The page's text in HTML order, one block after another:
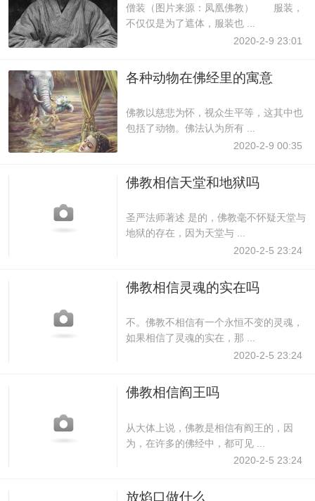
僧装（图片来源：凤凰佛教） 服装，
不仅仅是为了遮体，服装也 ...
2020-2-9 23:01
各种动物在佛经里的寓意
佛教以慈悲为怀，视众生平等，这其中也
包括了动物。佛法认为所有 ...
2020-2-9 00:35
佛教相信天堂和地狱吗
圣严法师著述 是的，佛教毫不怀疑天堂与
地狱的存在，因为天堂与 ...
2020-2-5 23:24
佛教相信灵魂的实在吗
不。佛教不相信有一个永恒不变的灵魂，
如果相信了灵魂的实在，那 ...
2020-2-5 23:24
佛教相信阎王吗
从大体上说，佛教是相信有阎王的，因
为，在许多的佛经中，都可见 ...
2020-2-5 23:24
放焰口做什么